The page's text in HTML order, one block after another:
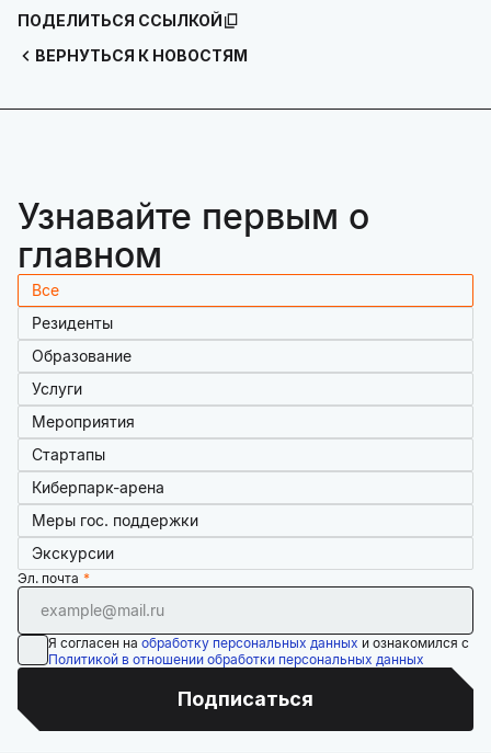
ВЕРНУТЬСЯ К НОВОСТЯМ
ПОДЕЛИТЬСЯ ССЫЛКОЙ
Узнавайте первым о
главном
Все
Резиденты
Образование
Услуги
Мероприятия
Стартапы
Киберпарк-арена
Меры гос. поддержки
Экскурсии
Эл. почта
Я согласен на обработку персональных данных и ознакомился с
Политикой в отношении обработки персональных данных
Подписаться